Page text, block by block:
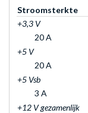
Stroomsterkte
+3,3 V
20 A
+5 V
20 A
+5 Vsb
3 A
+12 V gezamenlijk